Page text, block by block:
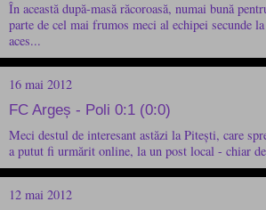
În această după-masă răcoroasă, numai bună
parte de cel mai frumos meci al echipei secunde
aces...
16 mai 2012
FC Argeș - Poli 0:1 (0:0)
Meci destul de interesant astăzi la Pitești, care
a putut fi urmărit online, la un post local - chiar de
12 mai 2012